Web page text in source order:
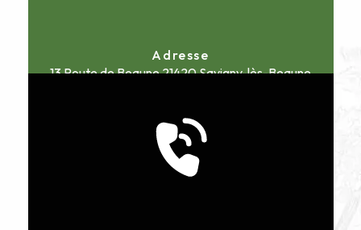
Adresse
13 Route de Beaune21420 Savigny-lès-Beaune